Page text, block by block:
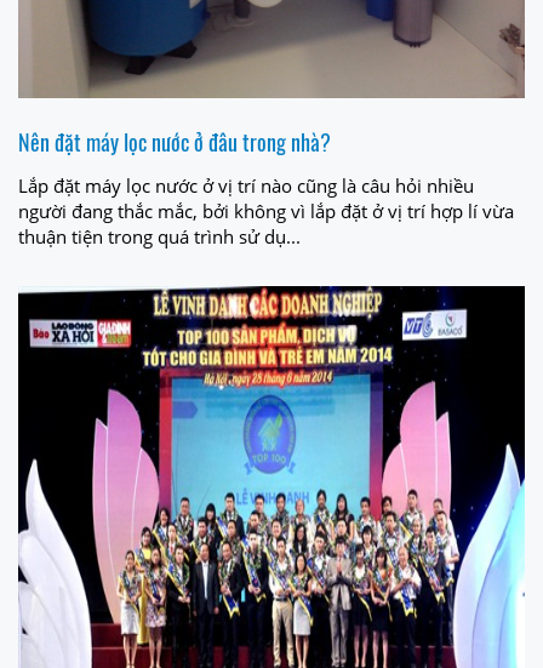
Nên đặt máy lọc nước ở đâu trong nhà?
Lắp đặt máy lọc nước ở vị trí nào cũng là câu hỏi nhiều
người đang thắc mắc, bởi không vì lắp đặt ở vị trí hợp lí vừa
thuận tiện trong quá trình sử dụ...